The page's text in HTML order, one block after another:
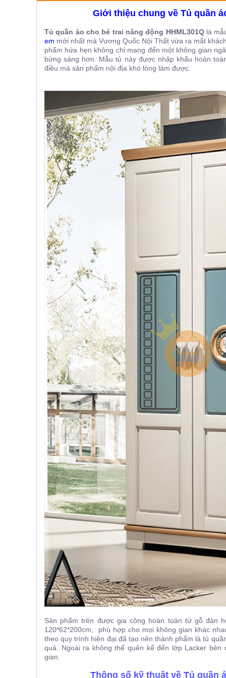
Giới thiệu chung về Tủ quần
Tủ quần áo cho bé trai năng động HHML301Qlà
em mới nhất mà Vương Quốc Nội Thất vừa ra mắt
phẩm hứa hẹn không chỉ mang đến một không gian
bừng sáng hơn. Mẫu tủ này được nhập khẩu hoàn
điều mà sản phẩm nội địa khó lòng làm được.
Sản phẩm trên được gia công hoàn toàn từ gỗ đàn
120*62*200cm, phù hợp cho mọi không gian khác
theo quy trình hiện đại đã tạo nên thành phẩm là tủ
quả. Ngoài ra không thể quên kể đến lớp Lacker
gian.
Thông số kỹ thuật về Tủ quần